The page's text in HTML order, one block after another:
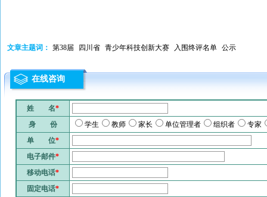
文章主题词： 第38届 四川省 青少年科技创新大赛 入围终评名单 公示
在线咨询
姓 名*
身 份
学生 教师 家长 单位管理者 组织者
专家
单 位*
电子邮件*
移动电话*
固定电话*